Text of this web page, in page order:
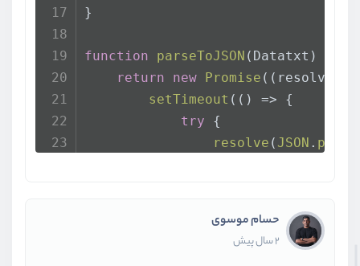
}
function parseToJSON ( Datatxt ) {
return
new Promise ( ( resolve ,
setTimeout ( () => {
try {
resolve ( JSON . parse
);
حسام موسوی
2 سال پیش